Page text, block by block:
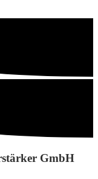
GmbH